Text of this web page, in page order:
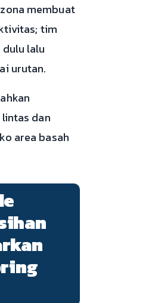
membuat
tim
lalu
urutan.
dan
area basah